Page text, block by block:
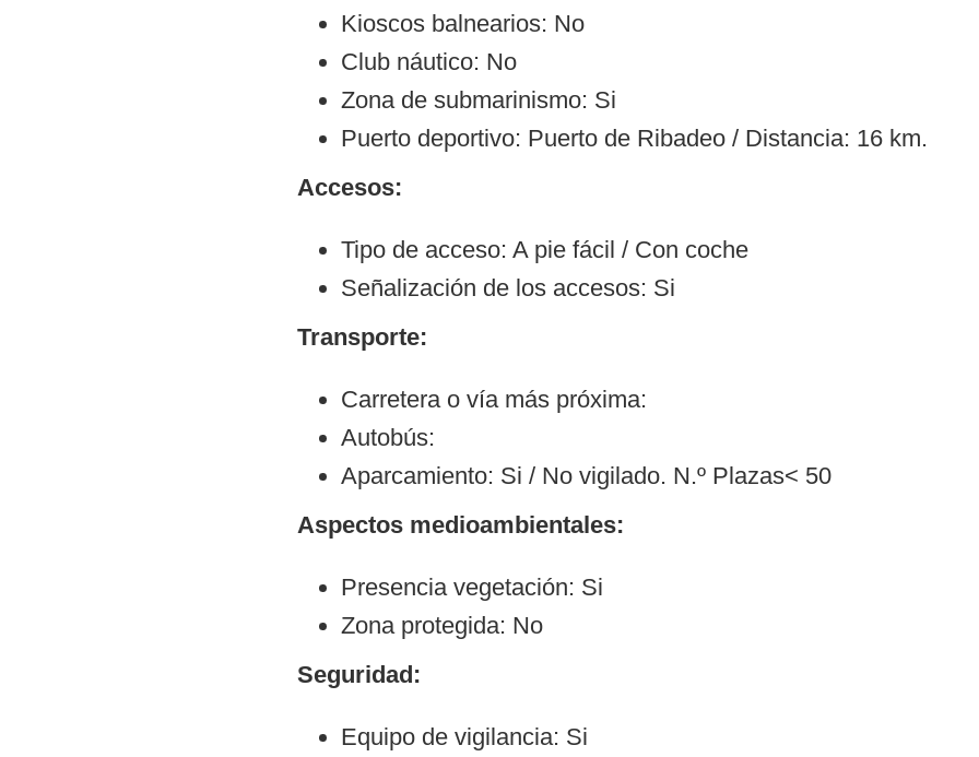
Kioscos balnearios: No
Club náutico: No
Zona de submarinismo: Si
Puerto deportivo: Puerto de Ribadeo / Distancia: 16 km.
Accesos:
Tipo de acceso: A pie fácil / Con coche
Señalización de los accesos: Si
Transporte:
Carretera o vía más próxima:
Autobús:
Aparcamiento: Si / No vigilado. N.º Plazas< 50
Aspectos medioambientales:
Presencia vegetación: Si
Zona protegida: No
Seguridad:
Equipo de vigilancia: Si